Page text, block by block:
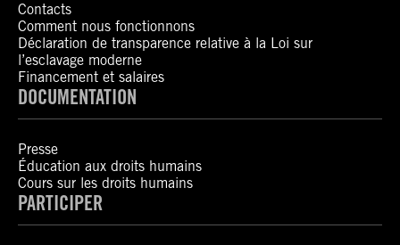
Contacts
Comment nous fonctionnons
Déclaration de transparence relative à la Loi sur
l’esclavage moderne
Financement et salaires
DOCUMENTATION
Presse
Éducation aux droits humains
Cours sur les droits humains
PARTICIPER